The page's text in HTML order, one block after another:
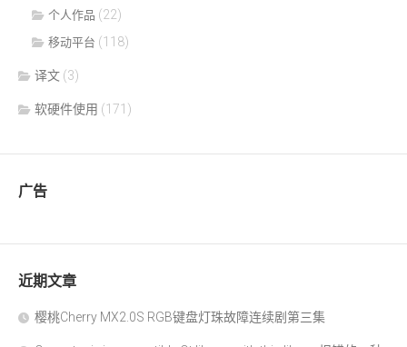
个人作品 (22)
移动平台 (118)
译文 (3)
软硬件使用 (171)
广告
近期文章
樱桃Cherry MX2.0S RGB键盘灯珠故障连续剧第三集